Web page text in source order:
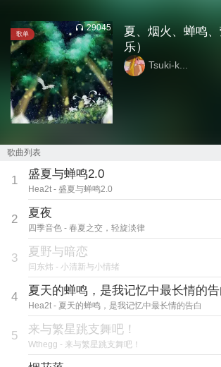
歌单
29045
夏、烟火、蝉鸣
乐）
Tsuki-k...
歌曲列表
1 盛夏与蝉鸣2.0
Hea2t - 盛夏与蝉鸣2.0
2 夏夜
四季音色 - 春夏之交，轻旋淡律
3 夏野与暗恋
闫东炜 - 小清新与小情绪
4 夏天的蝉鸣，是我记忆中最长情的告
Hea2t - 夏天的蝉鸣，是我记忆中最长情的告白
5 来与繁星跳支舞吧！
Wthegg - 来与繁星跳支舞吧！